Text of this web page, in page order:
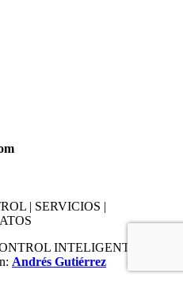
| SERVICIOS |
INTELIGENTE SAS
Andrés Gutiérrez